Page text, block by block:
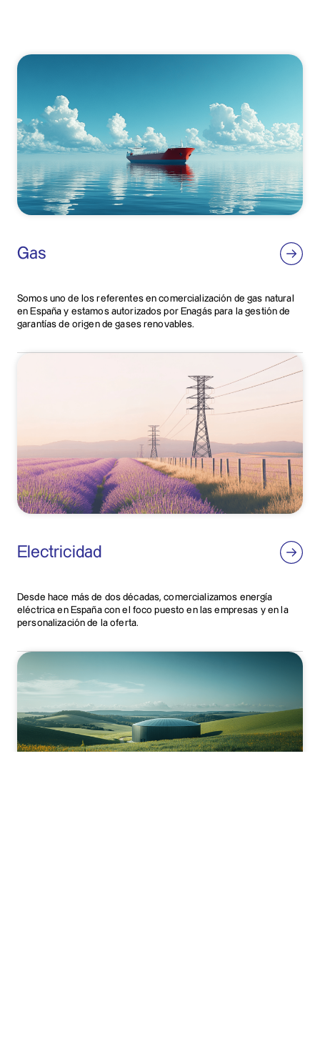
Gas
Somos uno de los referentes en comercialización de gas natural
en España y estamos autorizados por Enagás para la gestión de
garantías de origen de gases renovables.
Electricidad
Desde hace más de dos décadas, comercializamos energía
eléctrica en España con el foco puesto en las empresas y en la
personalización de la oferta.